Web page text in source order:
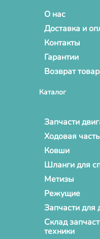
О нас
Доставка и
Контакты
Гарантии
Возврат
Каталог
Запчасти
Ходовая
Ковши
Шланги для
Метизы
Режущие
Запчасти для
Склад
техники